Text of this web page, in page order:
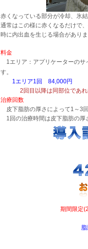
赤くなっている部分が冷却、氷
通常はこの様に赤くなるだけで
時に内出血を生じる場合があり
料金
1エリア：アプリケーターのサ
す。
1エリア1回 84,000円
2回目以降は同部位であ
治療回数
皮下脂肪の厚さによって1～3
1回の治療時間は皮下脂肪の厚
期間限定